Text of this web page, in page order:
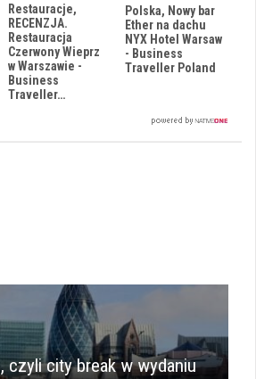
Restauracje,
RECENZJA.
Restauracja
Czerwony Wieprz
w Warszawie -
Business
Traveller…
Polska, Nowy bar
Ether na dachu
NYX Hotel Warsaw
- Business
Traveller Poland
czyli city break w wydaniu